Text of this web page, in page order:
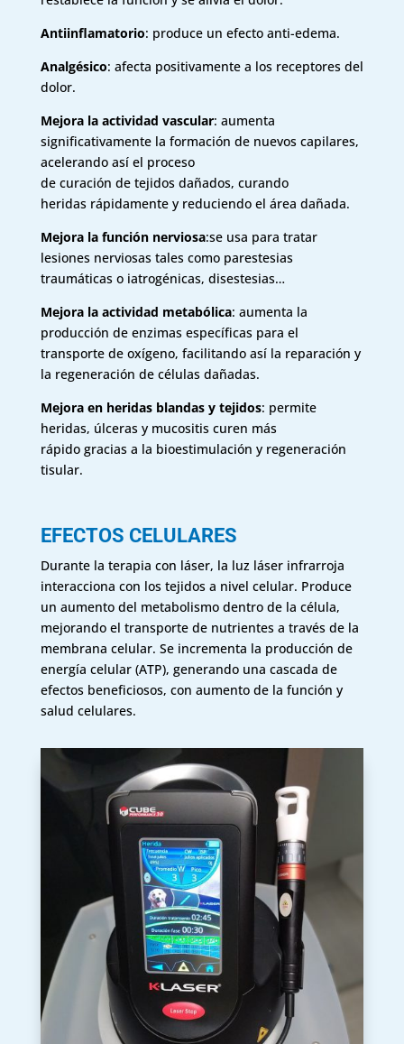
Antiinflamatorio: produce un efecto anti-edema.
Analgésico: afecta positivamente a los receptores del
dolor.
Mejora la actividad vascular: aumenta
significativamente la formación de nuevos capilares,
acelerando así el proceso
de curación de tejidos dañados, curando
heridas rápidamente y reduciendo el área dañada.
Mejora la función nerviosa:se usa para tratar
lesiones nerviosas tales como parestesias
traumáticas o iatrogénicas, disestesias…
Mejora la actividad metabólica: aumenta la
producción de enzimas específicas para el
transporte de oxígeno, facilitando así la reparación y
la regeneración de células dañadas.
Mejora en heridas blandas y tejidos: permite
heridas, úlceras y mucositis curen más
rápido gracias a la bioestimulación y regeneración
tisular.
EFECTOS CELULARES
Durante la terapia con láser, la luz láser infrarroja
interacciona con los tejidos a nivel celular. Produce
un aumento del metabolismo dentro de la célula,
mejorando el transporte de nutrientes a través de la
membrana celular. Se incrementa la producción de
energía celular (ATP), generando una cascada de
efectos beneficiosos, con aumento de la función y
salud celulares.